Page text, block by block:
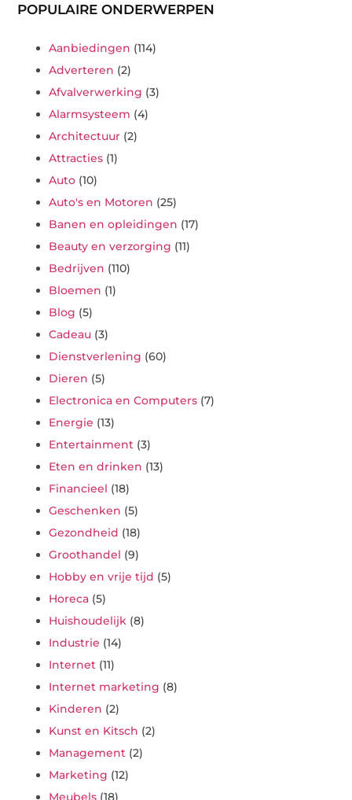
POPULAIRE ONDERWERPEN
Aanbiedingen (114)
Adverteren (2)
Afvalverwerking (3)
Alarmsysteem (4)
Architectuur (2)
Attracties (1)
Auto (10)
Auto's en Motoren (25)
Banen en opleidingen (17)
Beauty en verzorging (11)
Bedrijven (110)
Bloemen (1)
Blog (5)
Cadeau (3)
Dienstverlening (60)
Dieren (5)
Electronica en Computers (7)
Energie (13)
Entertainment (3)
Eten en drinken (13)
Financieel (18)
Geschenken (5)
Gezondheid (18)
Groothandel (9)
Hobby en vrije tijd (5)
Horeca (5)
Huishoudelijk (8)
Industrie (14)
Internet (11)
Internet marketing (8)
Kinderen (2)
Kunst en Kitsch (2)
Management (2)
Marketing (12)
Meubels (18)